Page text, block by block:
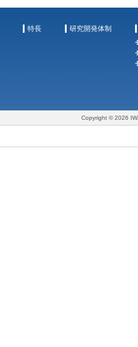
特長 研究開発体制
Copyright © 2026